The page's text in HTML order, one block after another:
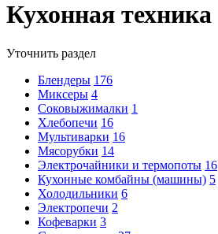
Кухонная техника
Уточнить раздел
Блендеры 176
Миксеры 4
Соковыжималки 1
Хлебопечи 16
Мультиварки 16
Мясорубки 14
Электрочайники и термопоты 16
Кухонные комбайны (машины) 5
Холодильники 6
Электропечи 2
Кофеварки 3